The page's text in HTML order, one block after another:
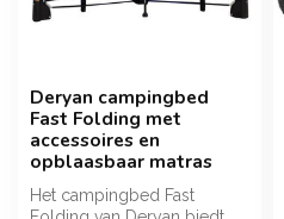
Deryan campingbed
Fast Folding met
accessoires en
opblaasbaar matras
Het campingbed Fast